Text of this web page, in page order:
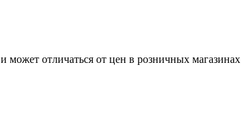
может отличаться от цен в розничных магазинах